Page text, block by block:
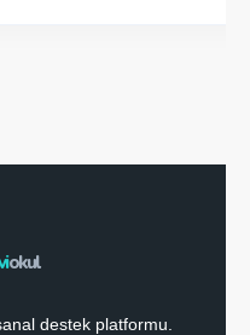
okul
destek platformu.